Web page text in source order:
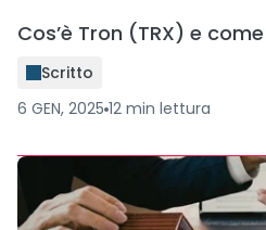
Cos’è Tron (TRX) e
Scritto
6 GEN, 2025 12 min lettura